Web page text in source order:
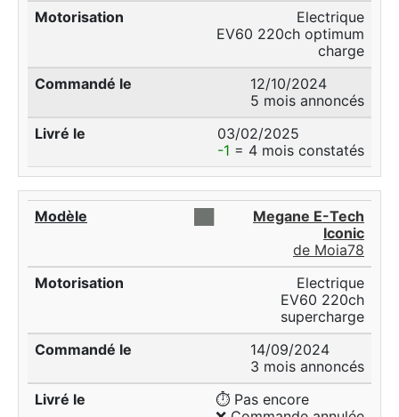
Electrique
EV60 220ch optimum
charge
12/10/2024
5 mois annoncés
03/02/2025
-1 = 4 mois constatés
Megane E-Tech
Iconic
de Moia78
Electrique
EV60 220ch
supercharge
14/09/2024
3 mois annoncés
⏱️ Pas encore